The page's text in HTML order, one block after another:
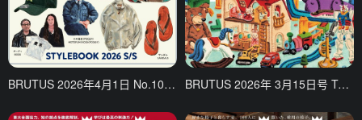
BRUTUS 2026年4月1日 No.1050 春夏时尚特集 BRUTUS 2026年 3月15日号 TOY LIFE 特集 玩具与艺术的边界